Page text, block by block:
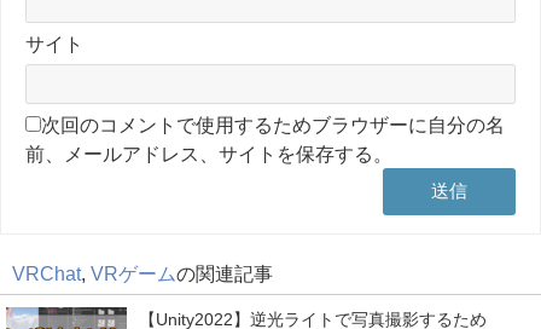
サイト
次回のコメントで使用するためブラウザーに自分の名
前、メールアドレス、サイトを保存する。
VRChat, VRゲームの関連記事
【Unity2022】逆光ライトで写真撮影するため